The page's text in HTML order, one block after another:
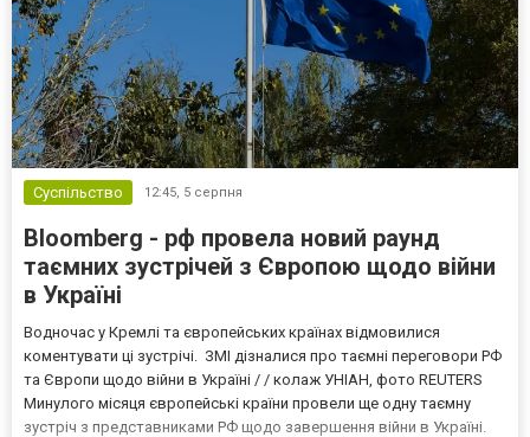
Суспільство 12:45, 5 серпня
Bloomberg - рф провела новий раунд
таємних зустрічей з Європою щодо війни
в Україні
Водночас у Кремлі та європейських країнах відмовилися
коментувати ці зустрічі. ЗМІ дізналися про таємні переговори РФ
та Європи щодо війни в Україні / / колаж УНІАН, фото REUTERS
Минулого місяця європейські країни провели ще одну таємну
зустріч з представниками РФ щодо завершення війни в Україні.